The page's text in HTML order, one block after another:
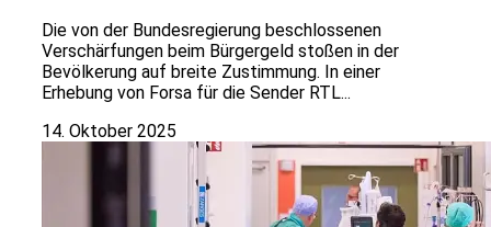
Die von der Bundesregierung beschlossenen
Verschärfungen beim Bürgergeld stoßen in der
Bevölkerung auf breite Zustimmung. In einer
Erhebung von Forsa für die Sender RTL...
14. Oktober 2025